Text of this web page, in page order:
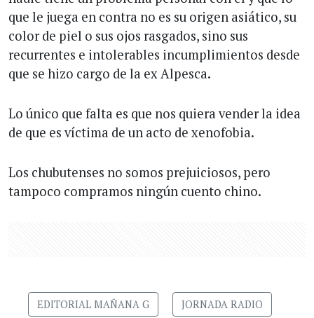
que le juega en contra no es su origen asiático, su
color de piel o sus ojos rasgados, sino sus
recurrentes e intolerables incumplimientos desde
que se hizo cargo de la ex Alpesca.
Lo único que falta es que nos quiera vender la idea
de que es víctima de un acto de xenofobia.
Los chubutenses no somos prejuiciosos, pero
tampoco compramos ningún cuento chino.
EDITORIAL MAÑANA G JORNADA RADIO